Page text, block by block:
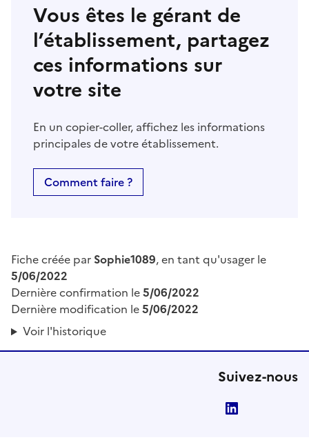
Vous êtes le gérant de
l’établissement, partagez
ces informations sur
votre site
En un copier-coller, affichez les informations
principales de votre établissement.
Comment faire ?
Fiche créée par Sophie1089, en tant qu'usager le
5/06/2022
Dernière confirmation le5/06/2022
Dernière modification le5/06/2022
Voir l'historique
Suivez-nous